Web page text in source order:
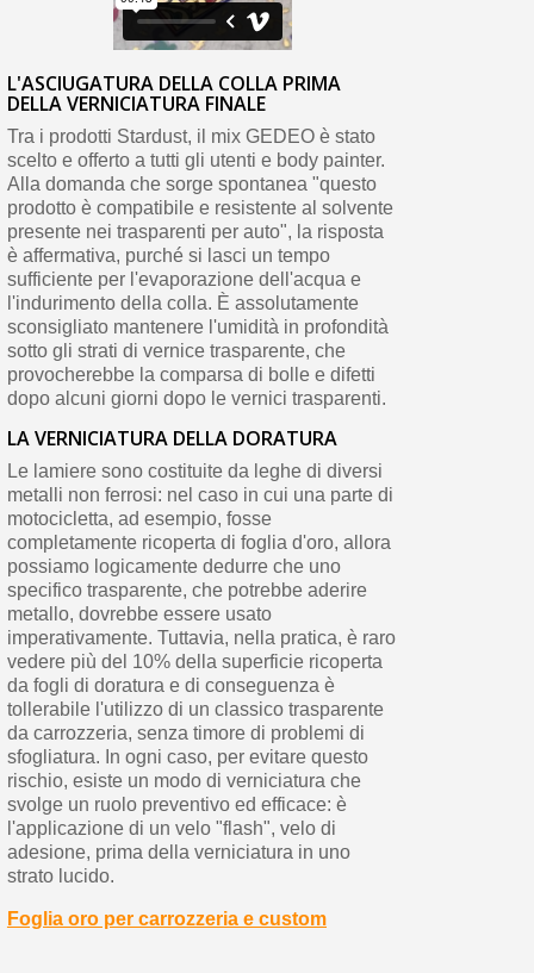
L'ASCIUGATURA DELLA COLLA PRIMA
DELLA VERNICIATURA FINALE
Tra i prodotti Stardust, il mix GEDEO è stato
scelto e offerto a tutti gli utenti e body painter.
Alla domanda che sorge spontanea "questo
prodotto è compatibile e resistente al solvente
presente nei trasparenti per auto", la risposta
è affermativa, purché si lasci un tempo
sufficiente per l'evaporazione dell'acqua e
l'indurimento della colla. È assolutamente
sconsigliato mantenere l'umidità in profondità
sotto gli strati di vernice trasparente, che
provocherebbe la comparsa di bolle e difetti
dopo alcuni giorni dopo le vernici trasparenti.
LA VERNICIATURA DELLA DORATURA
Le lamiere sono costituite da leghe di diversi
metalli non ferrosi: nel caso in cui una parte di
motocicletta, ad esempio, fosse
completamente ricoperta di foglia d'oro, allora
possiamo logicamente dedurre che uno
specifico trasparente, che potrebbe aderire
metallo, dovrebbe essere usato
imperativamente. Tuttavia, nella pratica, è raro
vedere più del 10% della superficie ricoperta
da fogli di doratura e di conseguenza è
tollerabile l'utilizzo di un classico trasparente
da carrozzeria, senza timore di problemi di
sfogliatura. In ogni caso, per evitare questo
rischio, esiste un modo di verniciatura che
svolge un ruolo preventivo ed efficace: è
l'applicazione di un velo "flash", velo di
adesione, prima della verniciatura in uno
strato lucido.
Foglia oro per carrozzeria e custom